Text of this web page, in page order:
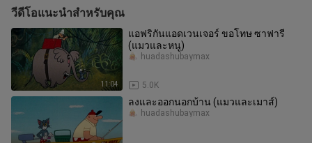
วีดีโอแนะนำสำหรับคุณ
11:04
แอฟริกันแอดเวนเจอร์ ขอโทษ ซาฟารี
(แมวและหนู)
5.0K
huadashubaymax
ลงและออกนอกบ้าน (แมวและเมาส์)
huadashubaymax